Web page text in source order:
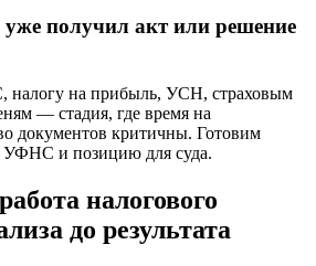
уже получил акт или решение
налогу на прибыль, УСН, страховым
— стадия, где время на
документов критичны. Готовим
УФНС и позицию для суда.
налогового
до результата